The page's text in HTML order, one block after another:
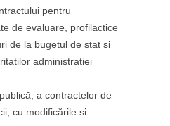
pentru
de evaluare, profilactice
de la bugetul de stat si
administratiei
a contractelor de
cu modificările si